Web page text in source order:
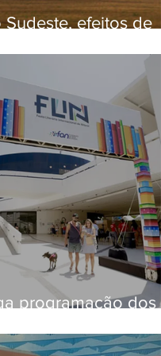
Sudeste, efeitos de
na população
programação dos
próxima quinta (13)